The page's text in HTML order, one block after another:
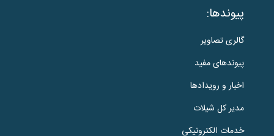
پیوندها:
گالری تصاویر
پیوندهای مفید
اخبار و رویدادها
مدیر کل شیلات
خدمات الکترونیکی